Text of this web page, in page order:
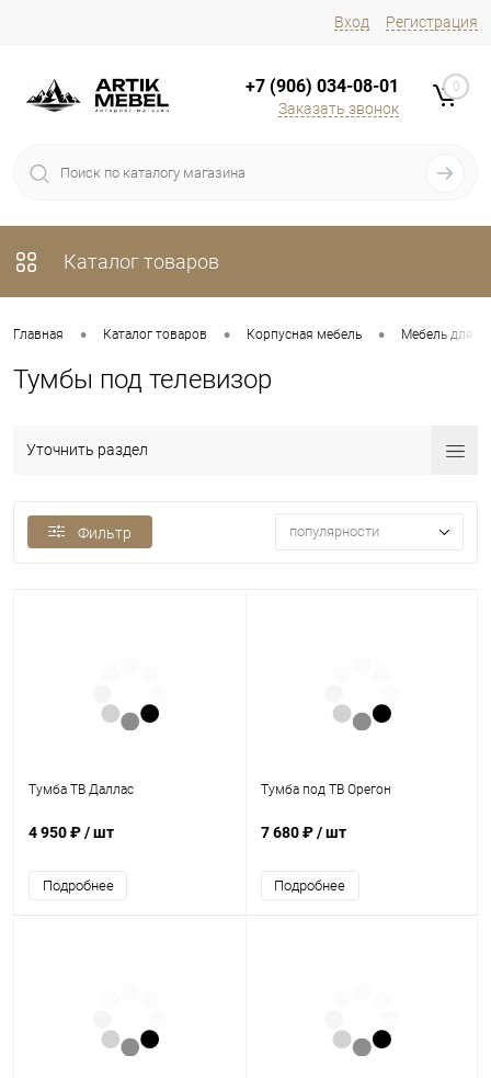
Вход Регистрация
+7 (906) 034-08-01
Заказать звонок
0
Каталог товаров
Главная • Каталог товаров • Корпусная мебель • Мебель для
Тумбы под телевизор
Уточнить раздел
Фильтр популярности
Тумба ТВ Даллас
4 950 ₽/ шт
Подробнее
Тумба под ТВ Орегон
7 680 ₽/ шт
Подробнее